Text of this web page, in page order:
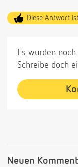
Diese Antwort
Es wurden
Schreibe doch
Neuen